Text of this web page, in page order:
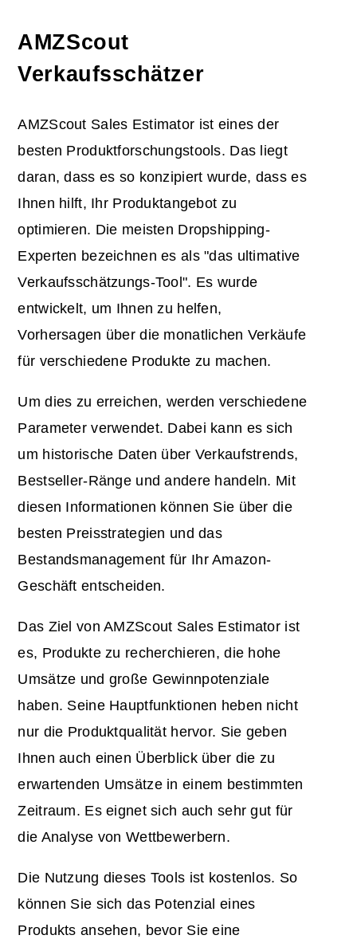
AMZScout
Verkaufsschätzer
AMZScout Sales Estimator ist eines der
besten Produktforschungstools. Das liegt
daran, dass es so konzipiert wurde, dass es
Ihnen hilft, Ihr Produktangebot zu
optimieren. Die meisten Dropshipping-
Experten bezeichnen es als "das ultimative
Verkaufsschätzungs-Tool". Es wurde
entwickelt, um Ihnen zu helfen,
Vorhersagen über die monatlichen Verkäufe
für verschiedene Produkte zu machen.
Um dies zu erreichen, werden verschiedene
Parameter verwendet. Dabei kann es sich
um historische Daten über Verkaufstrends,
Bestseller-Ränge und andere handeln. Mit
diesen Informationen können Sie über die
besten Preisstrategien und das
Bestandsmanagement für Ihr Amazon-
Geschäft entscheiden.
Das Ziel von AMZScout Sales Estimator ist
es, Produkte zu recherchieren, die hohe
Umsätze und große Gewinnpotenziale
haben. Seine Hauptfunktionen heben nicht
nur die Produktqualität hervor. Sie geben
Ihnen auch einen Überblick über die zu
erwartenden Umsätze in einem bestimmten
Zeitraum. Es eignet sich auch sehr gut für
die Analyse von Wettbewerbern.
Die Nutzung dieses Tools ist kostenlos. So
können Sie sich das Potenzial eines
Produkts ansehen, bevor Sie eine